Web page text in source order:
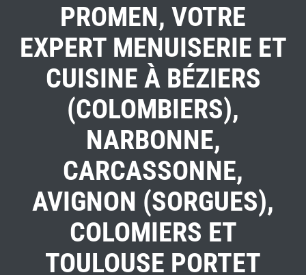
PROMEN, VOTRE
EXPERT MENUISERIE ET
CUISINE À BÉZIERS
(COLOMBIERS),
NARBONNE,
CARCASSONNE,
AVIGNON (SORGUES),
COLOMIERS ET
TOULOUSE PORTET